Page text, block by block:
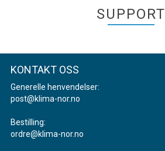
SUPPORT
KONTAKT OSS
Generelle henvendelser:
post@klima-nor.no
Bestilling:
ordre@klima-nor.no